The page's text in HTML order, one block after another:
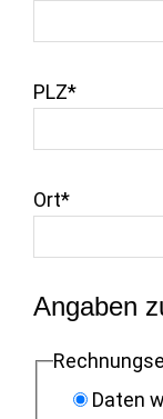
PLZ*
Ort*
Angaben
Daten